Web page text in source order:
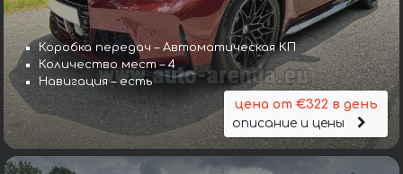
Коробка передач – Автоматическая КП
Количество мест – 4
Навигация – есть
цена от €322 в день
описание и цены